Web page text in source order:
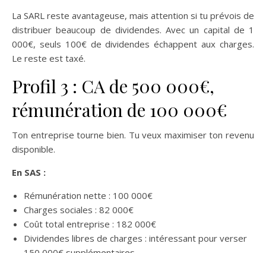
La SARL reste avantageuse, mais attention si tu prévois de
distribuer beaucoup de dividendes. Avec un capital de 1
000€, seuls 100€ de dividendes échappent aux charges.
Le reste est taxé.
Profil 3 : CA de 500 000€,
rémunération de 100 000€
Ton entreprise tourne bien. Tu veux maximiser ton revenu
disponible.
En SAS :
Rémunération nette : 100 000€
Charges sociales : 82 000€
Coût total entreprise : 182 000€
Dividendes libres de charges : intéressant pour verser